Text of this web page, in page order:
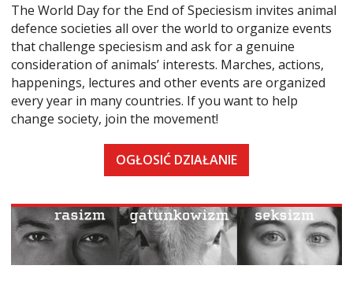
The World Day for the End of Speciesism invites animal
defence societies all over the world to organize events
that challenge speciesism and ask for a genuine
consideration of animals’ interests. Marches, actions,
happenings, lectures and other events are organized
every year in many countries. If you want to help
change society, join the movement!
OGŁOSIĆ DZIAŁANIE